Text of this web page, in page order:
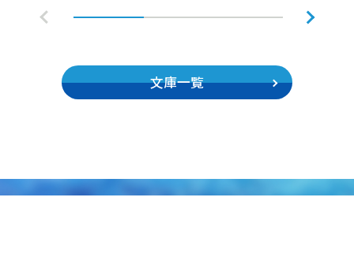
文庫一覧